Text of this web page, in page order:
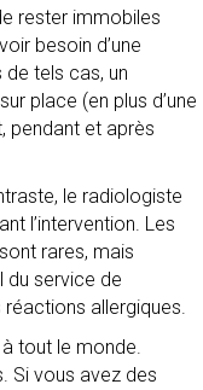
rester immobiles
besoin d’une
tels cas, un
place (en plus d’une
pendant et après
le radiologiste
l’intervention. Les
rares, mais
du service de
allergiques.
tout le monde.
Si vous avez des